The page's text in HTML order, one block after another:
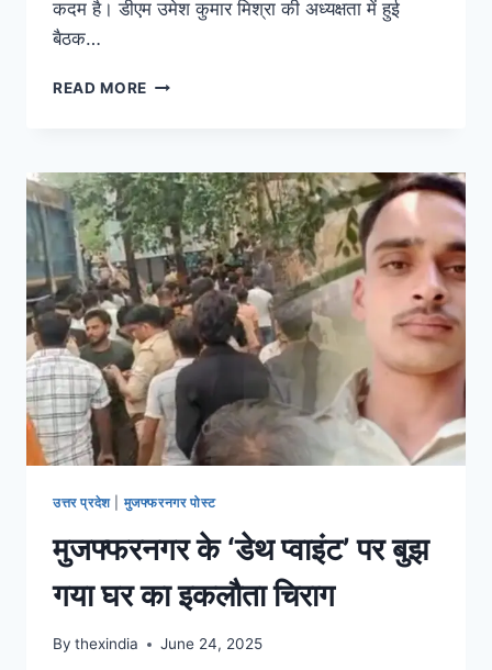
कदम है। डीएम उमेश कुमार मिश्रा की अध्यक्षता में हुई
बैठक…
READ MORE
उत्तर प्रदेश| मुजफ्फरनगर पोस्ट
मुजफ्फरनगर के ‘डेथ प्वाइंट’ पर बुझ
गया घर का इकलौता चिराग
By thexindia June 24, 2025